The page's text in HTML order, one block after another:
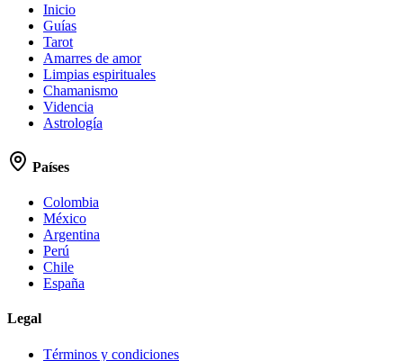
Inicio
Guías
Tarot
Amarres de amor
Limpias espirituales
Chamanismo
Videncia
Astrología
Países
Colombia
México
Argentina
Perú
Chile
España
Legal
Términos y condiciones